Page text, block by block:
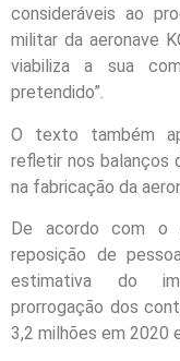
consideráveis ao
militar da aeronave
viabiliza a sua
pretendido”.
O texto também
refletir nos balanços
na fabricação da
De acordo com o
reposição de
estimativa do
prorrogação dos
3,2 milhões em 2020